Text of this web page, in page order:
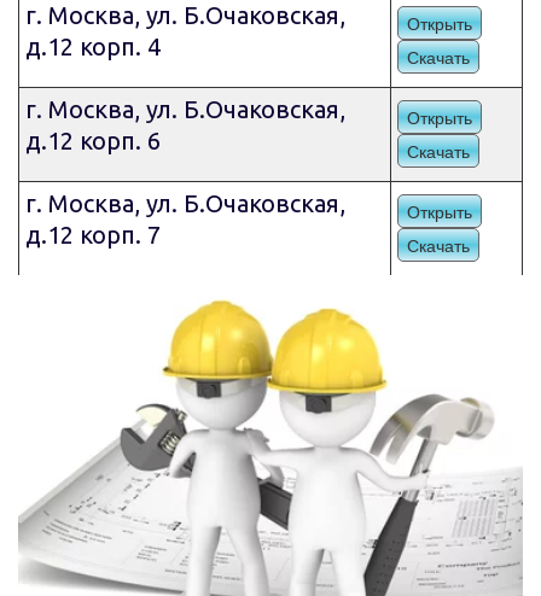
г. Москва, ул. Б.Очаковская,
д.12 корп. 4
Открыть
Скачать
г. Москва, ул. Б.Очаковская,
д.12 корп. 6
Открыть
Скачать
г. Москва, ул. Б.Очаковская,
д.12 корп. 7
Открыть
Скачать